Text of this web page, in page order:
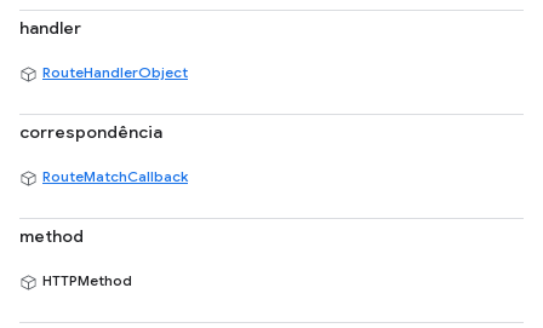
handler
RouteHandlerObject
correspondência
RouteMatchCallback
method
HTTPMethod